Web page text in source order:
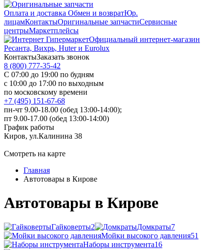
Оплата и доставка Обмен и возвратЮр.
лицамКонтактыОригинальные запчастиСервисные
центрыМаркетплейсы
Официальный интернет-магазин
Ресанта, Вихрь, Huter и Eurolux
КонтактыЗаказать звонок
8 (800) 777-35-42
С 07:00 до 19:00 по будням
с 10:00 до 17:00 по выходным
по московскому времени
+7 (495) 151-67-68
пн-чт 9.00-18.00 (обед 13:00-14:00);
пт 9.00-17.00 (обед 13:00-14:00)
График работы
Киров, ул.Калинина 38
Смотреть на карте
Главная
Автотовары в Кирове
Автотовары в Кирове
Гайковерты2 Домкраты7
Мойки высокого давления51
Наборы инструмента16